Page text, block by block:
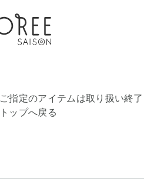
ご指定のアイテムは取り扱い終
トップへ戻る